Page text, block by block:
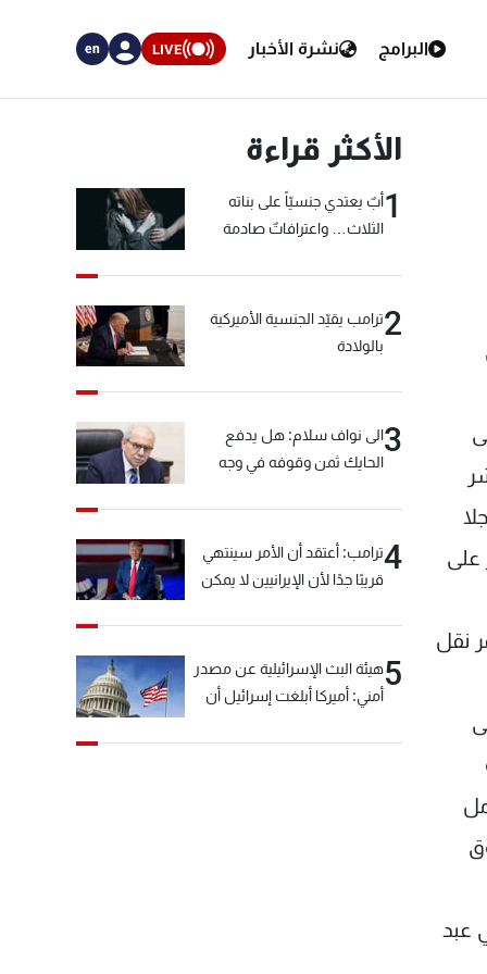
البرامج نشرة الأخبار LIVE
en
على
نقل
عبد
الأكثر قراءة
1أبٌ يعتدي جنسيّاً على بناته
الثلاث… واعترافاتٌ صادمة
2ترامب يقيّد الجنسية الأميركية
بالولادة
3الى نواف سلام: هل يدفع
الحايك ثمن وقوفه في وجه
4ترامب: أعتقد أن الأمر سينتهي
قريبًا جدًا لأن الإيرانيين لا يمكن
5هيئة البث الإسرائيلية عن مصدر
أمني: أميركا أبلغت إسرائيل أن